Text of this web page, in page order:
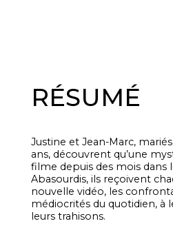
RÉSUMÉ
Justine et Jean-Marc,
ans, découvrent qu’une
filme depuis des mois dans
Abasourdis, ils reçoivent
nouvelle vidéo, les
médiocrités du quotidien, à
leurs trahisons.